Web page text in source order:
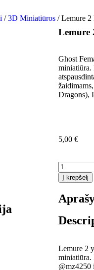
/3D Miniatiūros / Lemure
Lemure
Ghost
miniatiūra.
Dragons),
5,00 €
Į krepšelį
Lemure 2
miniatiūra.
@mz4250